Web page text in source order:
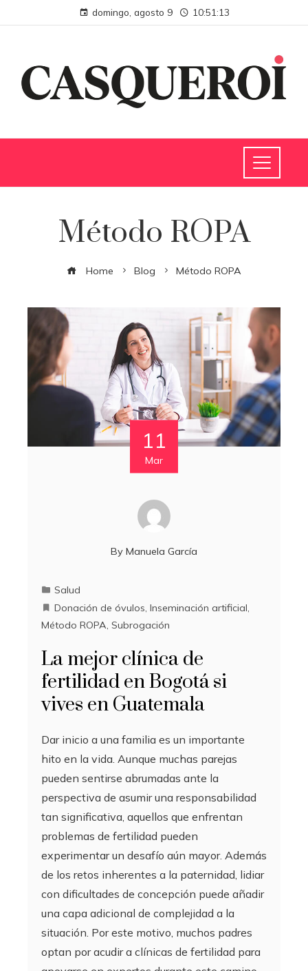
domingo, agosto 9 10:51:14
Método ROPA
Home Blog Método ROPA
11
Mar
By Manuela García
Salud
Donación de óvulos, Inseminación artificial,
Método ROPA, Subrogación
La mejor clínica de
fertilidad en Bogotá si
vives en Guatemala
Dar inicio a una familia es un importante
hito en la vida. Aunque muchas parejas
pueden sentirse abrumadas ante la
perspectiva de asumir una responsabilidad
tan significativa, aquellos que enfrentan
problemas de fertilidad pueden
experimentar un desafío aún mayor. Además
de los retos inherentes a la paternidad, lidiar
con dificultades de concepción puede añadir
una capa adicional de complejidad a la
situación. Por este motivo, muchos padres
optan por acudir a clínicas de fertilidad para